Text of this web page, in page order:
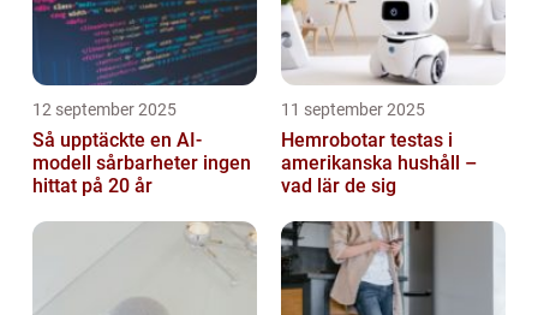
12 september 2025
Så upptäckte en AI-
modell sårbarheter ingen
hittat på 20 år
11 september 2025
Hemrobotar testas i
amerikanska hushåll –
vad lär de sig